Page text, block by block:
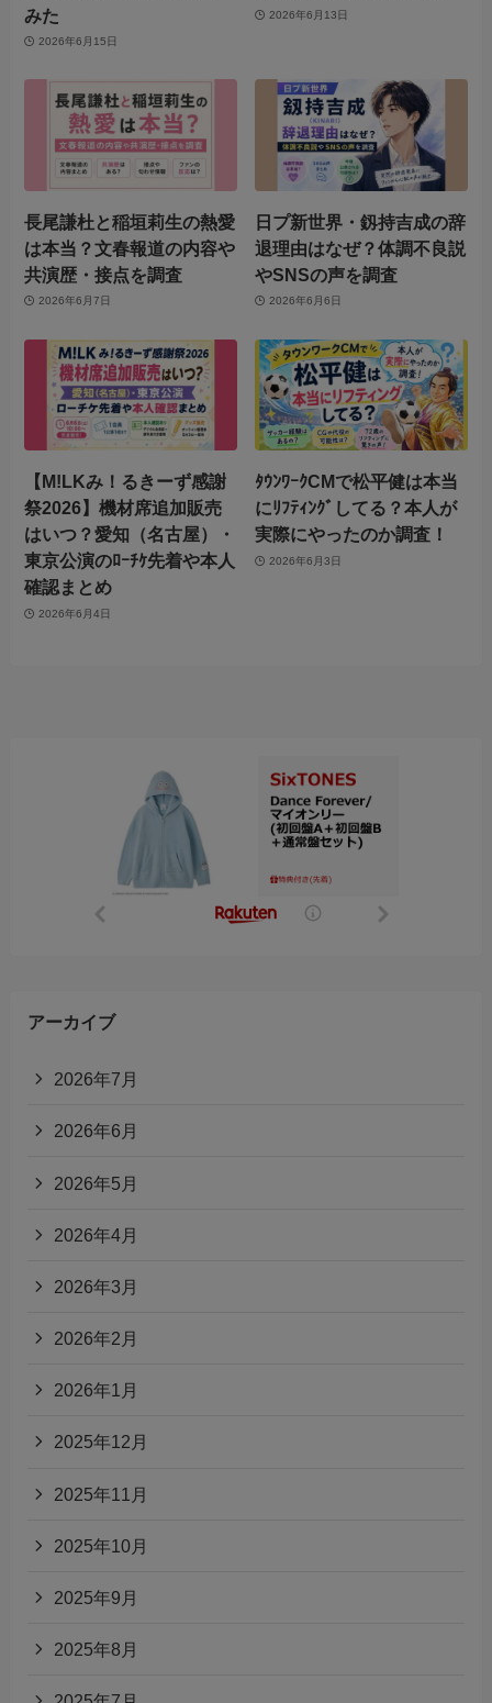
みた
2026年6月15日
2026年6月13日
長尾謙杜と稲垣莉生の熱愛
は本当？文春報道の内容や
共演歴・接点を調査
2026年6月7日
日プ新世界・釼持吉成の辞
退理由はなぜ？体調不良説
やSNSの声を調査
2026年6月6日
【M!LKみ！るきーず感謝
祭2026】機材席追加販売
はいつ？愛知（名古屋）・
東京公演のﾛｰﾁｹ先着や本人
確認まとめ
2026年6月4日
ﾀｳﾝﾜｰｸCMで松平健は本当
にﾘﾌﾃｨﾝｸﾞしてる？本人が
実際にやったのか調査！
2026年6月3日
アーカイブ
2026年7月
2026年6月
2026年5月
2026年4月
2026年3月
2026年2月
2026年1月
2025年12月
2025年11月
2025年10月
2025年9月
2025年8月